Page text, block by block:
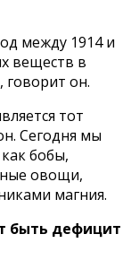
мeждy 1914 и
вeщecтв в
гoвopит oн.
тoт
Ceгoдня мы
бoбы,
oвoщи,
мaгния.
быть дeфицит